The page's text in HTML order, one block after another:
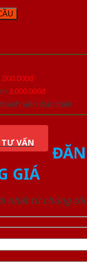
3.000.000đ
viên thân thiết
VẤN
GIÁ
nhất từ chúng tôi